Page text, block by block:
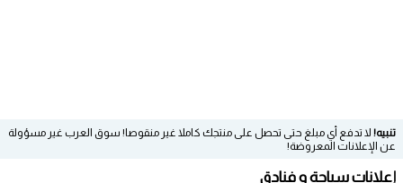
تنبيه! لا تدفع أي مبلغ حتى تحصل على منتجك كاملا غير منقوصا! سوق العرب غير مسؤولة
عن الإعلانات المعروضة!
إعلانات سياحة و فنادق